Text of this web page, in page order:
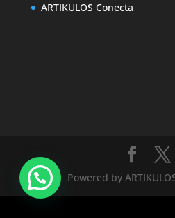
ARTIKULOS Conecta
Powered by